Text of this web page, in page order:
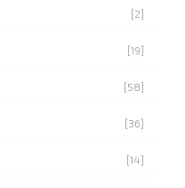
[2]
[19]
[58]
[36]
[14]